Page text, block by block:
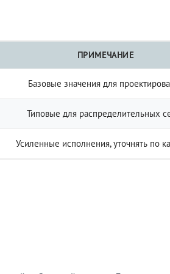
ПРИМЕЧАНИЕ
Базовые значения для
Типовые для распределительных
Усиленные исполнения, уточнять по